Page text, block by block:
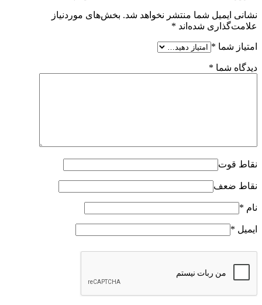
نشانی ایمیل شما منتشر نخواهد شد. بخش‌های موردنیاز
علامت‌گذاری شده‌اند *
امتیاز شما *
دیدگاه شما *
نقاط قوت
نقاط ضعف
نام *
ایمیل *